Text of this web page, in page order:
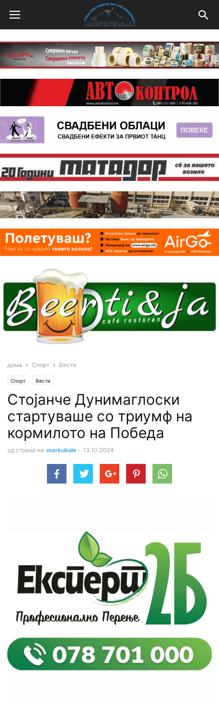
дома Спорт Вести
Спорт Вести
Стојанче Дунимаглоски
стартуваше со триумф на
кормилото на Победа
од страна на markukule - 13.10.2024